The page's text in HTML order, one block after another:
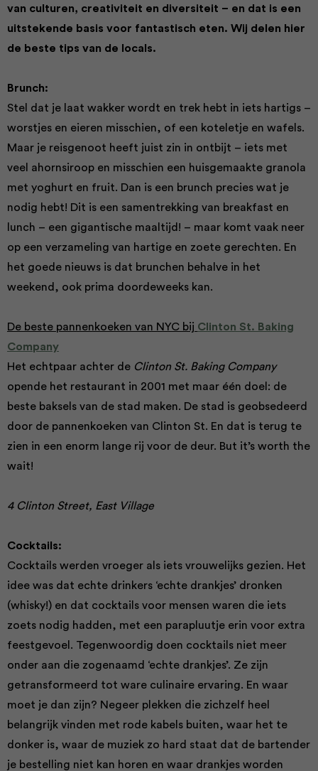
van culturen, creativiteit en diversiteit – en dat is een
uitstekende basis voor fantastisch eten. Wij delen hier
de beste tips van de locals.
Brunch:
Stel dat je laat wakker wordt en trek hebt in iets hartigs –
worstjes en eieren misschien, of een koteletje en wafels.
Maar je reisgenoot heeft juist zin in ontbijt – iets met
veel ahornsiroop en misschien een huisgemaakte granola
met yoghurt en fruit. Dan is een brunch precies wat je
nodig hebt! Dit is een samentrekking van breakfast en
lunch – een gigantische maaltijd! – maar komt vaak neer
op een verzameling van hartige en zoete gerechten. En
het goede nieuws is dat brunchen behalve in het
weekend, ook prima doordeweeks kan.
De beste pannenkoeken van NYC bij Clinton St. Baking
Company
Het echtpaar achter de Clinton St. Baking Company
opende het restaurant in 2001 met maar één doel: de
beste baksels van de stad maken. De stad is geobsedeerd
door de pannenkoeken van Clinton St. En dat is terug te
zien in een enorm lange rij voor de deur. But it’s worth the
wait!
4 Clinton Street, East Village
Cocktails:
Cocktails werden vroeger als iets vrouwelijks gezien. Het
idee was dat echte drinkers ‘echte drankjes’ dronken
(whisky!) en dat cocktails voor mensen waren die iets
zoets nodig hadden, met een parapluutje erin voor extra
feestgevoel. Tegenwoordig doen cocktails niet meer
onder aan die zogenaamd ‘echte drankjes’. Ze zijn
getransformeerd tot ware culinaire ervaring. En waar
moet je dan zijn? Negeer plekken die zichzelf heel
belangrijk vinden met rode kabels buiten, waar het te
donker is, waar de muziek zo hard staat dat de bartender
je bestelling niet kan horen en waar drankjes worden